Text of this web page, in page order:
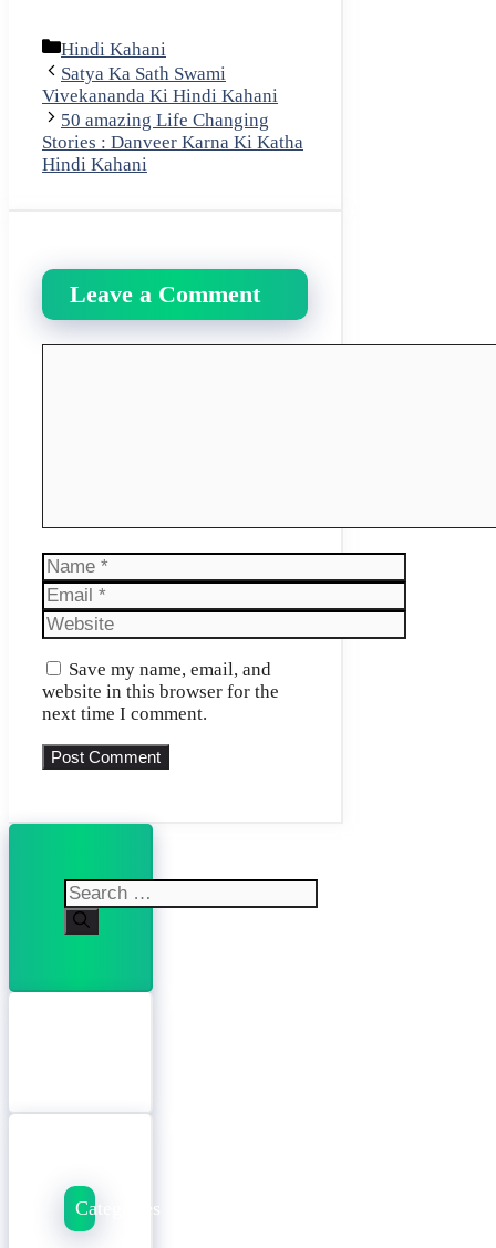
Categories
Hindi Kahani
Satya Ka Sath Swami
Vivekananda Ki Hindi Kahani
50 amazing Life Changing
Stories : Danveer Karna Ki Katha
Hindi Kahani
Leave a Comment
Name
Email
Website
Save my name, email, and
website in this browser for the
next time I comment.
Search
for:
Categories